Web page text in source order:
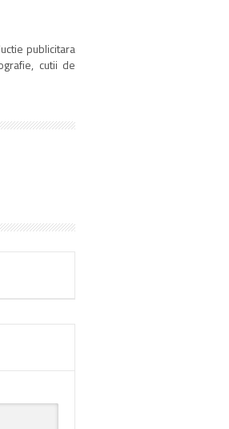
publicitara
cutii de